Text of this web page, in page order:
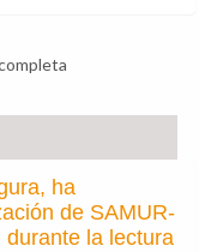
ha
de SAMUR-
la lectura